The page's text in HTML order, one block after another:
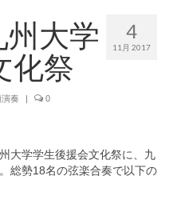
4
11月 2017
州大学
化祭
奏 0
大学学生後援会文化祭に、 九
総勢18名の弦楽合奏で以下の